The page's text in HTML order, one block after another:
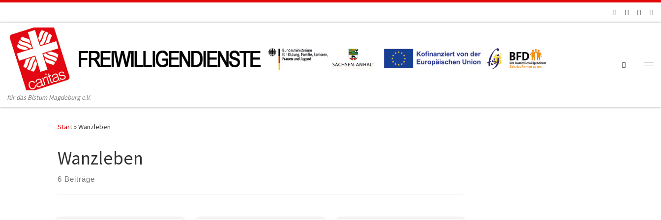
für das Bistum Magdeburg e.V.
Search
Start»Wanzleben
Wanzleben
6 Beiträge